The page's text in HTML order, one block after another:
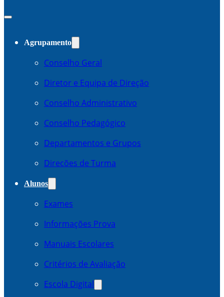
Agrupamento
Conselho Geral
Diretor e Equipa de Direção
Conselho Administrativo
Conselho Pedagógico
Departamentos e Grupos
Direcões de Turma
Alunos
Exames
Informações Prova
Manuais Escolares
Critérios de Avaliação
Escola Digital